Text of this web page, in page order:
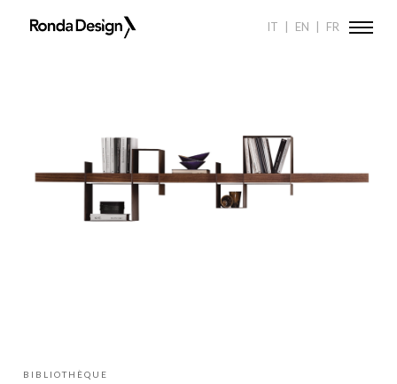
Ronda
IT EN FR
RONDA DESIGN
BIBLIOTHÈQUE